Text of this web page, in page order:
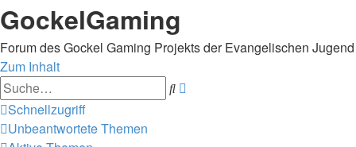
GockelGaming
Forum des Gockel Gaming Projekts der Evangelischen
Zum Inhalt
Suche
Schnellzugriff
Unbeantwortete Themen